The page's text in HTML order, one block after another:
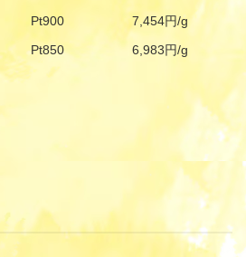
Pt900
7,454円/g
Pt850
6,983円/g